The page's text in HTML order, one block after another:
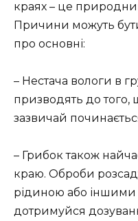
краях – це
Причини можуть
про основні:
– Нестача вологи в
призводять до того,
зазвичай
– Грибок також
краю. Оброби
рідиною або іншими
дотримуйся